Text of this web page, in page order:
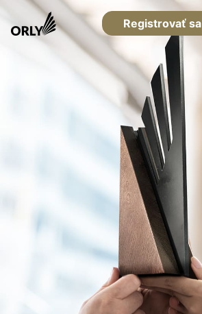
Registrovať sa